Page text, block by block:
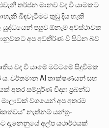
තර්ජන මානව වඳ වී යාමකට
බිඳවැටීමට තුඩු දිය හැකි
පසුව ඕනෑම අවස්ථාවක
අප අවතීර්ණ වී සිටින බව
වඳ වී යාමේ මට්ටමේ සිදුවීමක
ය. වර්තමාන AI තාක්ෂණයන් සහ
අතර සම්පූර්ණ විද්‍යා ප්‍රබන්ධ
වශයෙන් අප අතරම
නැත්නම් යන්ත්‍ර-
දැනෙනුයේ අල්ප යථාර්ථයක්